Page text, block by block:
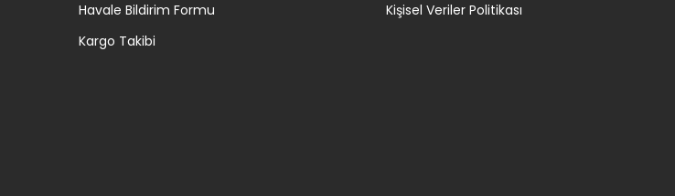
Havale Bildirim Formu
Kargo Takibi
Kişisel Veriler Politikası